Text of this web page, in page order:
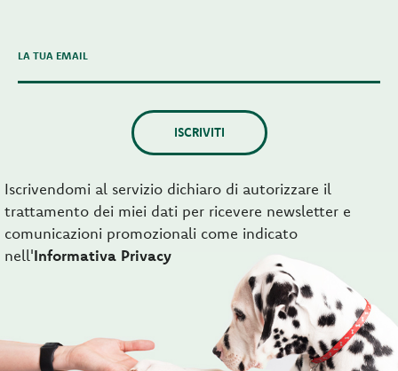
LA TUA EMAIL
ISCRIVITI
Iscrivendomi al servizio dichiaro di autorizzare il
trattamento dei miei dati per ricevere newsletter e
comunicazioni promozionali come indicato
nell'Informativa Privacy